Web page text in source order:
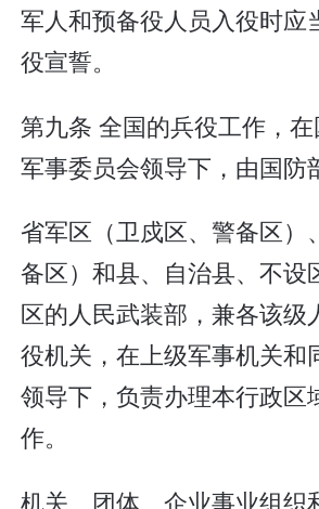
军人和预备役人员入役时应
役宣誓。
第九条 全国的兵役工作，
军事委员会领导下，由国防
省军区（卫戍区、警备区）
备区）和县、自治县、不设
区的人民武装部，兼各该级
役机关，在上级军事机关和
领导下，负责办理本行政区
作。
机关、团体、企业事业组织